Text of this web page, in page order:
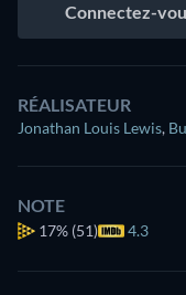
Connectez-
RÉALISATEUR
Jonathan Louis Lewis,
NOTE
17% (51) 4.3